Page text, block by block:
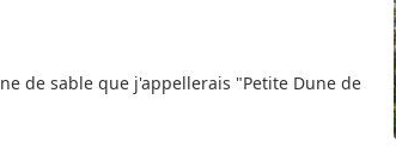
de sable que j'appellerais "Petite Dune de